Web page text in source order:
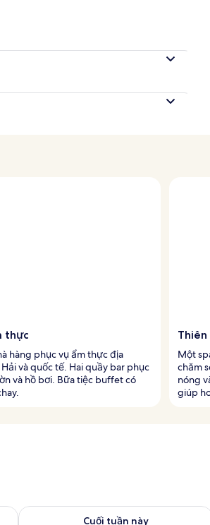
thực
hàng phục vụ ẩm thực địa
và quốc tế. Hai quầy bar phục
và hồ bơi. Bữa tiệc buffet có
Một
chăm
nóng
giúp
8 7 - thg 8 8
Cuối tuần này
Kiểm tra lượng phòng cuối tuần này